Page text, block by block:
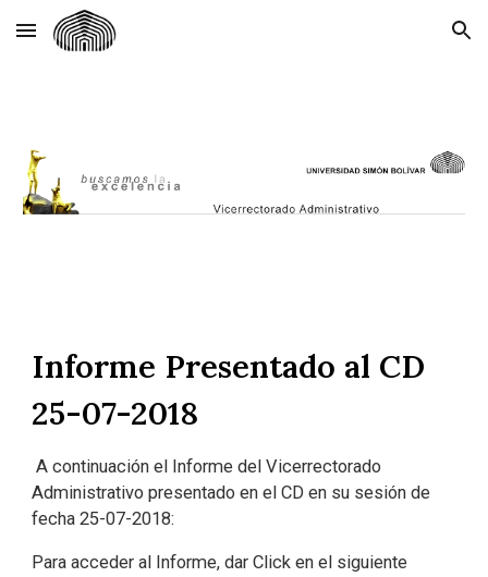
Skip to main content Skip to navigation
Informe Presentado al CD
25-07-2018
A continuación el Informe del Vicerrectorado
Administrativo presentado en el CD en su sesión de
fecha 25-07-2018:
Para acceder al Informe, dar Click en el siguiente